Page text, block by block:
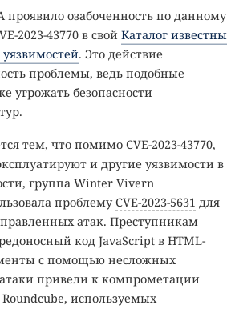
проявило озабоченность по данному
2023-43770 в свой Каталог известны
. Это действие
проблемы, ведь подобные
угрожать безопасности
тем, что помимо CVE-2023-43770,
и другие уязвимости в
группа Winter Vivern
проблемуCVE-2023-5631 для
атак. Преступникам
код JavaScript в HTML-
с помощью несложных
привели к компрометации
используемых